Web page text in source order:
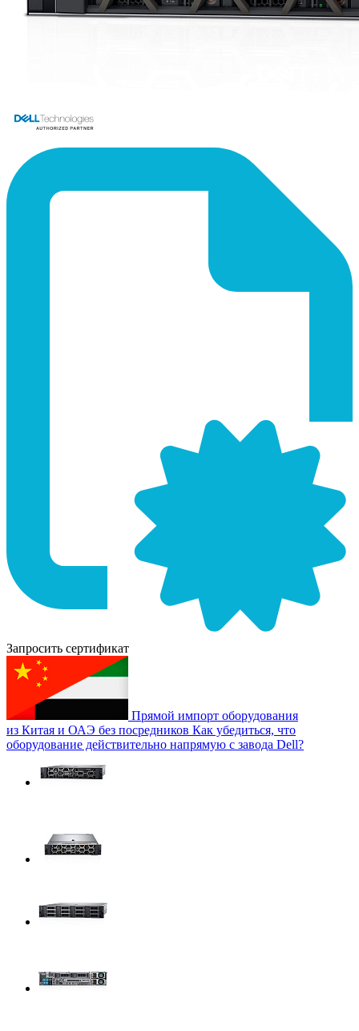
Запросить сертификат
Прямой импорт оборудования
из Китая и ОАЭ без посредников Как убедиться, что
оборудование действительно напрямую с завода Dell?